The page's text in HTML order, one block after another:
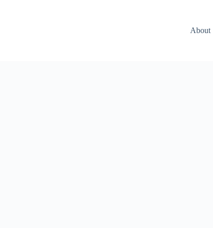
About